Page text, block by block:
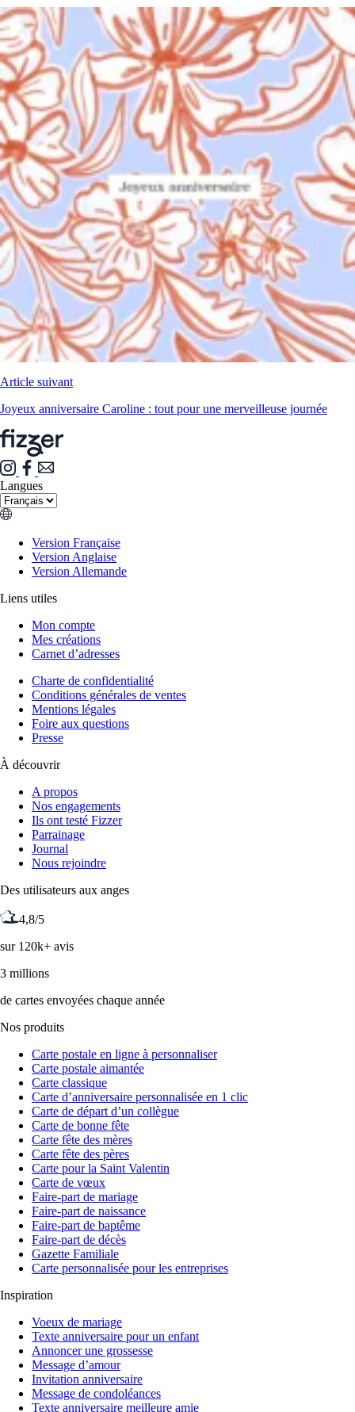
Article suivant
Joyeux anniversaire Caroline : tout pour une merveilleuse journée
Langues
Version Française
Version Anglaise
Version Allemande
Liens utiles
Mon compte
Mes créations
Carnet d’adresses
Charte de confidentialité
Conditions générales de ventes
Mentions légales
Foire aux questions
Presse
À découvrir
A propos
Nos engagements
Ils ont testé Fizzer
Parrainage
Journal
Nous rejoindre
Des utilisateurs aux anges
4,8/5
sur 120k+ avis
3 millions
de cartes envoyées chaque année
Nos produits
Carte postale en ligne à personnaliser
Carte postale aimantée
Carte classique
Carte d’anniversaire personnalisée en 1 clic
Carte de départ d’un collègue
Carte de bonne fête
Carte fête des mères
Carte fête des pères
Carte pour la Saint Valentin
Carte de vœux
Faire-part de mariage
Faire-part de naissance
Faire-part de baptême
Faire-part de décès
Gazette Familiale
Carte personnalisée pour les entreprises
Inspiration
Voeux de mariage
Texte anniversaire pour un enfant
Annoncer une grossesse
Message d’amour
Invitation anniversaire
Message de condoléances
Texte anniversaire meilleure amie